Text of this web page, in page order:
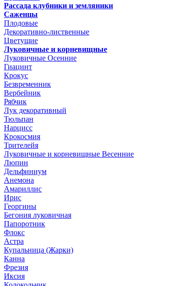
Рассада клубники и земляники
Саженцы
Плодовые
Декоративно-лиственные
Цветущие
Луковичные и корневищные
Луковичные Осенние
Гиацинт
Крокус
Безвременник
Вербейник
Рябчик
Лук декоративный
Тюльпан
Нарцисс
Крокосмия
Трителейя
Луковичные и корневищные Весенние
Люпин
Дельфиниум
Анемона
Амариллис
Ирис
Георгины
Бегония луковичная
Папоротник
Флокс
Астра
Купальница (Жарки)
Канна
Фрезия
Иксия